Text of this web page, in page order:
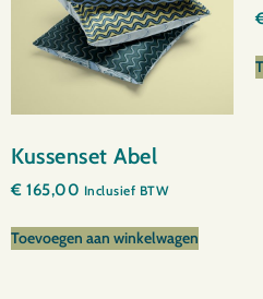
Kussenset Abel
€ 165,00 Inclusief BTW
Toevoegen aan winkelwagen